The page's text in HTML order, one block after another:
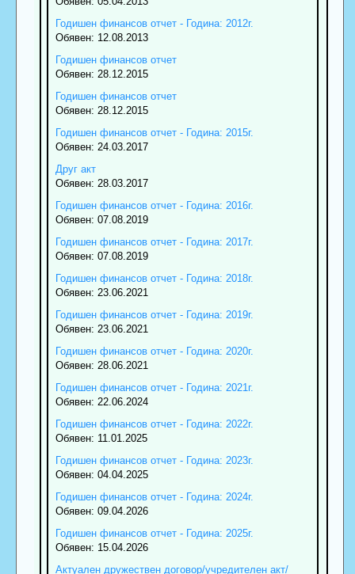
Годишен финансов отчет - Година: 2012г.
Обявен: 12.08.2013
Годишен финансов отчет
Обявен: 28.12.2015
Годишен финансов отчет
Обявен: 28.12.2015
Годишен финансов отчет - Година: 2015г.
Обявен: 24.03.2017
Друг акт
Обявен: 28.03.2017
Годишен финансов отчет - Година: 2016г.
Обявен: 07.08.2019
Годишен финансов отчет - Година: 2017г.
Обявен: 07.08.2019
Годишен финансов отчет - Година: 2018г.
Обявен: 23.06.2021
Годишен финансов отчет - Година: 2019г.
Обявен: 23.06.2021
Годишен финансов отчет - Година: 2020г.
Обявен: 28.06.2021
Годишен финансов отчет - Година: 2021г.
Обявен: 22.06.2024
Годишен финансов отчет - Година: 2022г.
Обявен: 11.01.2025
Годишен финансов отчет - Година: 2023г.
Обявен: 04.04.2025
Годишен финансов отчет - Година: 2024г.
Обявен: 09.04.2026
Годишен финансов отчет - Година: 2025г.
Обявен: 15.04.2026
Актуален дружествен договор/учредителен акт/